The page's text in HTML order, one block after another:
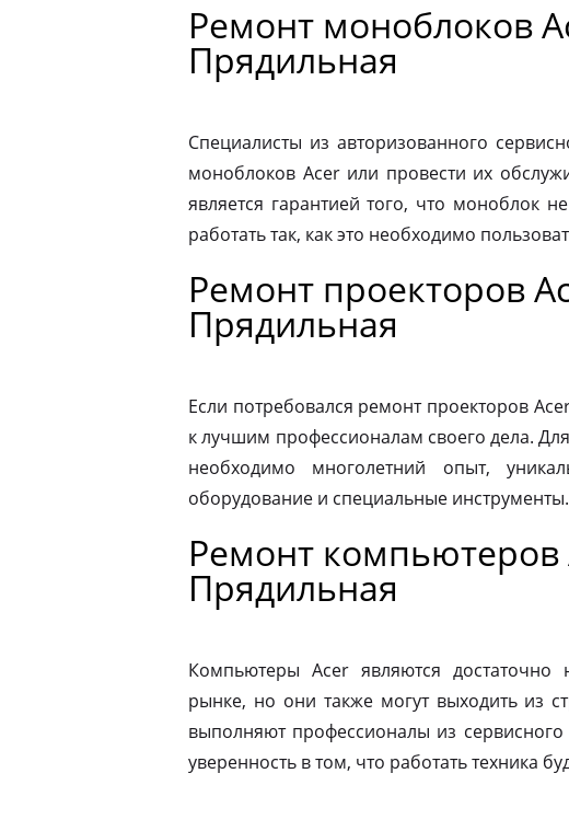
Ремонт моноблоков
Прядильная
Специалисты из авторизованного
моноблоков Acer или провести их
является гарантией того, что моноблок
работать так, как это необходимо
Ремонт проекторов
Прядильная
Если потребовался ремонт проекторов
к лучшим профессионалам своего дела.
необходимо многолетний опыт,
оборудование и специальные инструменты.
Ремонт компьютеров
Прядильная
Компьютеры Acer являются
рынке, но они также могут выходить из
выполняют профессионалы из
уверенность в том, что работать техника